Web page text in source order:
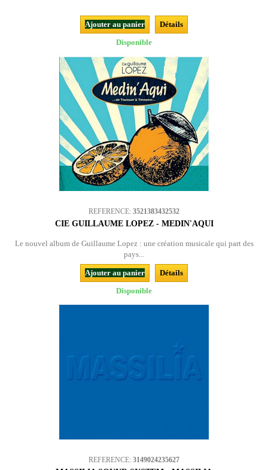
Ajouter au panier
Détails
Disponible
REFERENCE: 3521383432532
CIE GUILLAUME LOPEZ - MEDIN'AQUI
Le nouvel album de Guillaume Lopez : une création musicale qui part des
pays...
Ajouter au panier
Détails
Disponible
REFERENCE: 3149024235627